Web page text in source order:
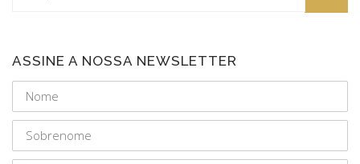
ASSINE A NOSSA NEWSLETTER